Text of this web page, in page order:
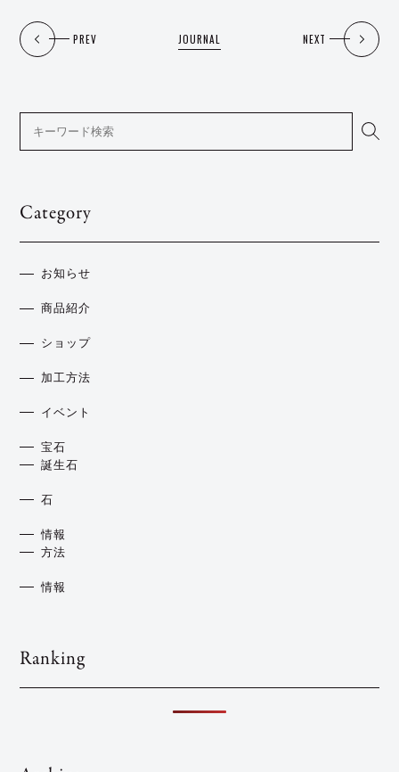
PREV JOURNAL NEXT
Category
お知らせ
商品紹介
ショップ
加工方法
イベント
宝石
誕生石
石
情報
方法
情報
Ranking